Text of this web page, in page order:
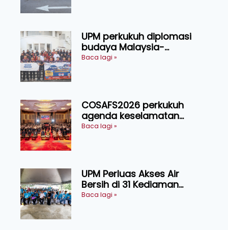
UPM perkukuh diplomasi
budaya Malaysia-
Indonesia melalui Narasi
Baca lagi »
COSAFS2026 perkukuh
agenda keselamatan
makanan, AgriHub pacu
Baca lagi »
UPM Perluas Akses Air
Bersih di 31 Kediaman
Orang Asli Tasik Chini
Baca lagi »